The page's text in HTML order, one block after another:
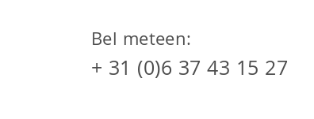
Bel meteen:
+ 31 (0)6 37 43 15 27